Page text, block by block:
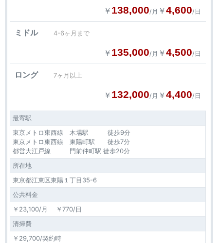
￥ 138,000/月 ￥4,600/日
ミドル 4-6ヶ月まで
￥ 135,000/月 ￥4,500/日
ロング 7ヶ月以上
￥ 132,000/月 ￥4,400/日
最寄駅
東京メトロ東西線 木場駅 徒歩9分
東京メトロ東西線 東陽町駅 徒歩7分
都営大江戸線 門前仲町駅 徒歩20分
所在地
東京都江東区東陽１丁目35-6
公共料金
￥23,100/月 ￥770/日
清掃費
￥29,700/契約時